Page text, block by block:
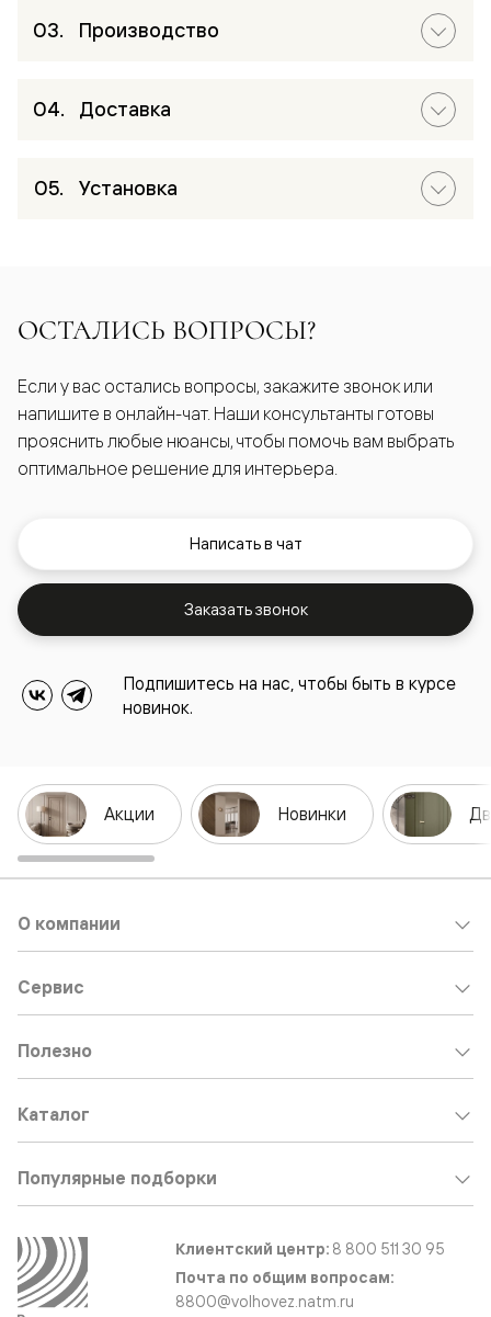
Производство
Доставка
Установка
ОСТАЛИСЬ ВОПРОСЫ?
Если у вас остались вопросы, закажите звонок или
напишите в онлайн-чат. Наши консультанты готовы
прояснить любые нюансы, чтобы помочь вам выбрать
оптимальное решение для интерьера.
Написать в чат
Заказать звонок
Подпишитесь на нас, чтобы быть в курсе
новинок.
Акции Новинки
О компании
Сервис
Полезно
Каталог
Популярные подборки
Клиентский центр: 8 800 511 30 95
Почта по общим вопросам:
8800@volhovez.natm.ru